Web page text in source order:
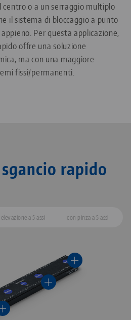
o a un serraggio multiplo
il sistema di bloccaggio a punto
Per questa applicazione,
offre una soluzione
ma con una maggiore
fissi/permanenti.
rapido
a 5 assi con pinza a 5 assi